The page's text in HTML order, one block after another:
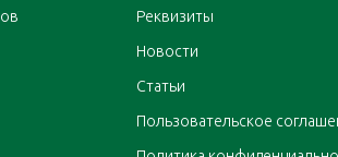
Реквизиты
Новости
Статьи
Пользовательское